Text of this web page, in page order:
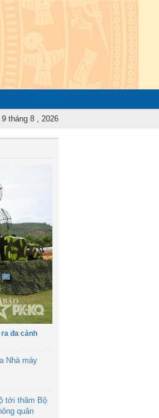
tác kiểm tra, giám sát năm 2025
tháng 8 , 2026
đa cảnh
Nhà máy
tới thăm Bộ
quân